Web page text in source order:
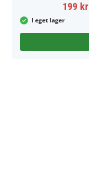
199 kr
I eget lager